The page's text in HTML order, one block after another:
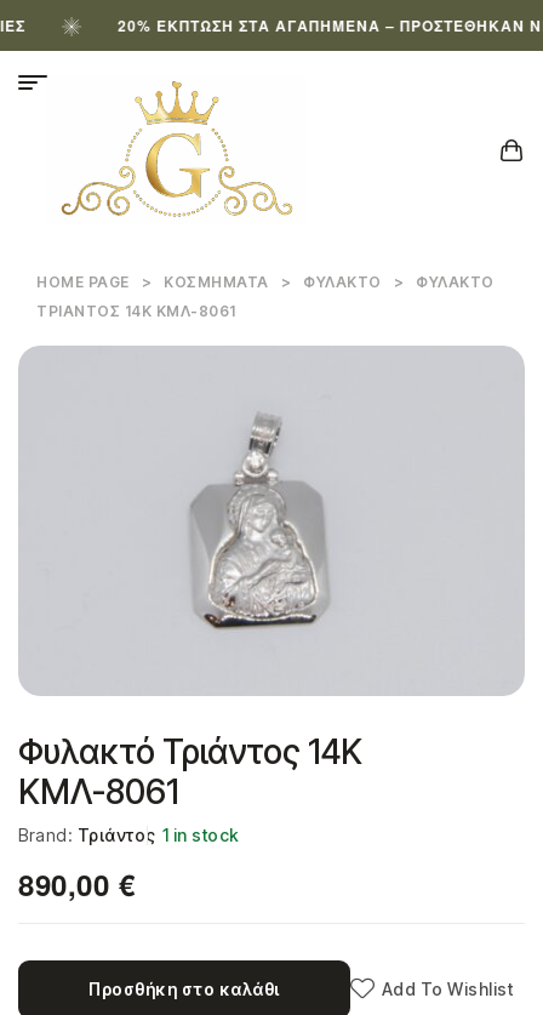
20% ΈΚΠΤΩΣΗ ΣΤΑ ΑΓΑΠΗΜΈΝΑ – ΠΡΟΣΤΈΘΗΚΑΝ ΝΈΑ
HOME PAGE > ΚΟΣΜΉΜΑΤΑ > ΦΥΛΑΚΤΌ >
ΦΥΛΑΚΤΌ
ΤΡΙΆΝΤΟΣ 14Κ ΚΜΛ-8061
Φυλακτό Τριάντος 14Κ
ΚΜΛ-8061
Brand: Τριάντος 1 in stock
890,00 €
Προσθήκη στο καλάθι Add To Wishlist